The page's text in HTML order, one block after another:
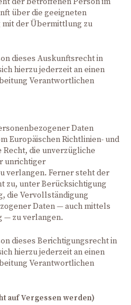
über die geeigneten
mit der Übermittlung zu
dieses Auskunftsrecht in
hierzu jederzeit an einen
Verantwortlichen
Daten
Europäischen Richtlinien- und
die unverzügliche
unrichtiger
verlangen. Ferner steht der
zu, unter Berücksichtigung
die Vervollständigung
Daten — auch mittels
— zu verlangen.
dieses Berichtigungsrecht in
hierzu jederzeit an einen
Verantwortlichen
auf Vergessen werden)